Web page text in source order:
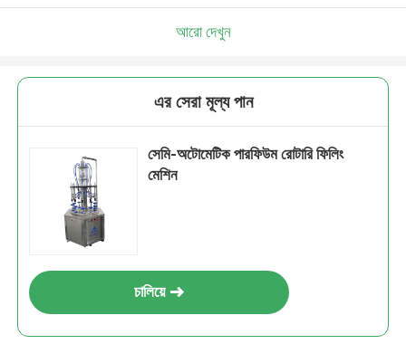
আরো দেখুন
এর সেরা মূল্য পান
সেমি-অটোমেটিক পারফিউম রোটারি ফিলিং
মেশিন
চালিয়ে